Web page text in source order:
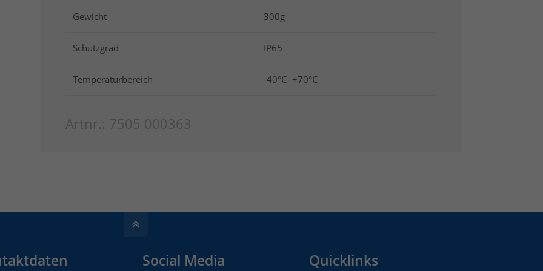
Gewicht 300g
Schutzgrad IP65
Temperaturbereich -40°C- +70°C
Artnr.: 7505 000363
Social Media Quicklinks